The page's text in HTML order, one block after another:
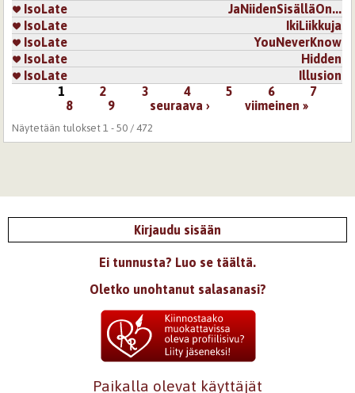
IsoLate
JaNiidenSisälläOn...
IsoLate
IkiLiikkuja
IsoLate
YouNeverKnow
IsoLate
Hidden
IsoLate
Illusion
1 2 3 4 5 6
7
8
9 seuraava › viimeinen »
Näytetään tulokset 1 - 50 / 472
Kirjaudu sisään
Ei tunnusta? Luo se täältä.
Oletko unohtanut salasanasi?
Paikalla olevat käyttäjät